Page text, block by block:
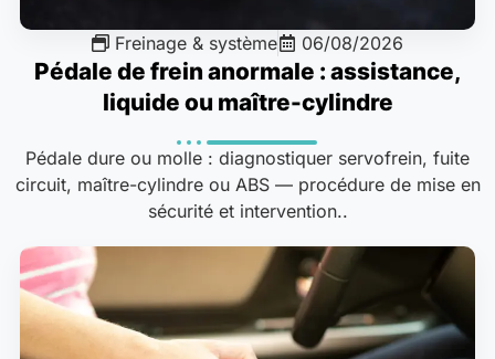
Freinage & système 06/08/2026
Pédale de frein anormale : assistance,
liquide ou maître-cylindre
Pédale dure ou molle : diagnostiquer servofrein, fuite
circuit, maître-cylindre ou ABS — procédure de mise en
sécurité et intervention..